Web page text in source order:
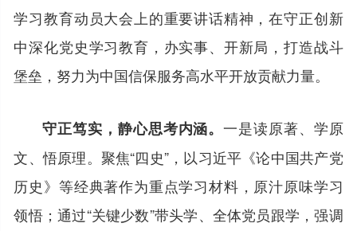
学习教育动员大会上的重要讲话精神，在守正创新
中深化党史学习教育，办实事、开新局，打造战斗
堡垒，努力为中国信保服务高水平开放贡献力量。
守正笃实，静心思考内涵。一是读原著、学原
文、悟原理。聚焦“四史”，以习近平《论中国共产党
历史》等经典著作为重点学习材料，原汁原味学习
领悟；通过“关键少数”带头学、全体党员跟学，强调